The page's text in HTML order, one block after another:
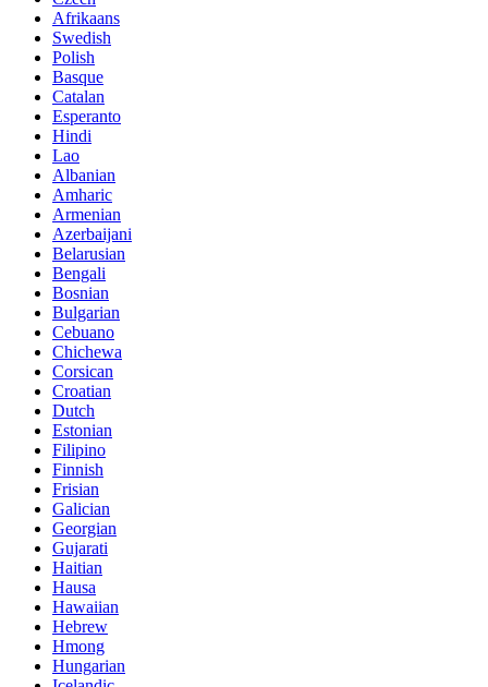
Afrikaans
Swedish
Polish
Basque
Catalan
Esperanto
Hindi
Lao
Albanian
Amharic
Armenian
Azerbaijani
Belarusian
Bengali
Bosnian
Bulgarian
Cebuano
Chichewa
Corsican
Croatian
Dutch
Estonian
Filipino
Finnish
Frisian
Galician
Georgian
Gujarati
Haitian
Hausa
Hawaiian
Hebrew
Hmong
Hungarian